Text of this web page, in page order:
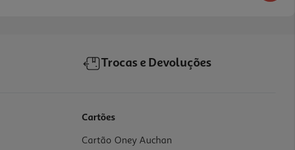
Trocas e Devoluções
Cartões
Cartão Oney Auchan